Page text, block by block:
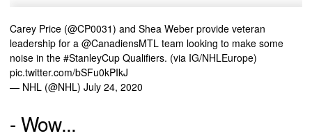
Carey Price (@CP0031) and Shea Weber provide veteran
leadership for a @CanadiensMTL team looking to make some
noise in the #StanleyCup Qualifiers. (via IG/NHLEurope)
pic.twitter.com/bSFu0kPIkJ
— NHL (@NHL) July 24, 2020
- Wow...